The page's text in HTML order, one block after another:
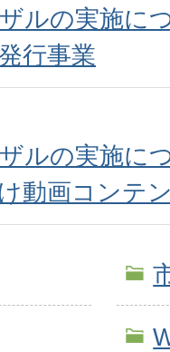
ルの実施に
行事業
ルの実施に
動画コンテ